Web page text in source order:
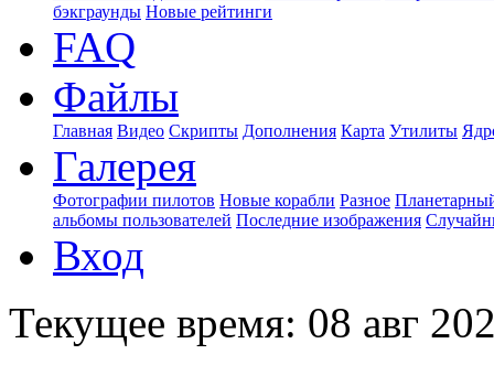
бэкграунды Новые рейтинги
FAQ
Файлы
Главная Видео Скрипты Дополнения Карта Утилиты
Галерея
Фотографии пилотов Новые корабли Разное
альбомы пользователей Последние изображения
Вход
Текущее время: 08 авг